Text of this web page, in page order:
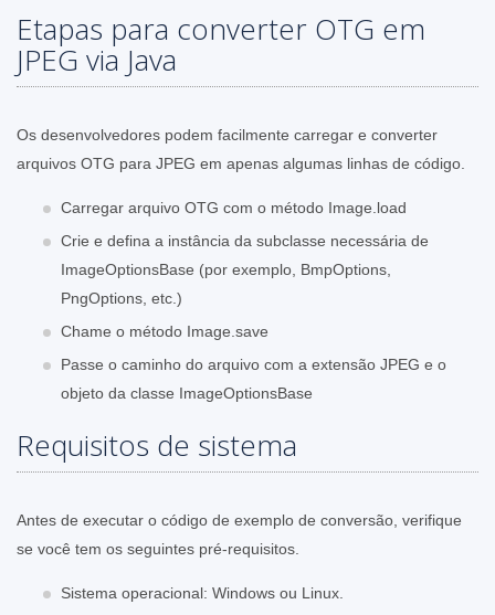
Etapas para converter OTG em
JPEG via Java
Os desenvolvedores podem facilmente carregar e converter
arquivos OTG para JPEG em apenas algumas linhas de código.
Carregar arquivo OTG com o método Image.load
Crie e defina a instância da subclasse necessária de
ImageOptionsBase (por exemplo, BmpOptions,
PngOptions, etc.)
Chame o método Image.save
Passe o caminho do arquivo com a extensão JPEG e o
objeto da classe ImageOptionsBase
Requisitos de sistema
Antes de executar o código de exemplo de conversão, verifique
se você tem os seguintes pré-requisitos.
Sistema operacional: Windows ou Linux.